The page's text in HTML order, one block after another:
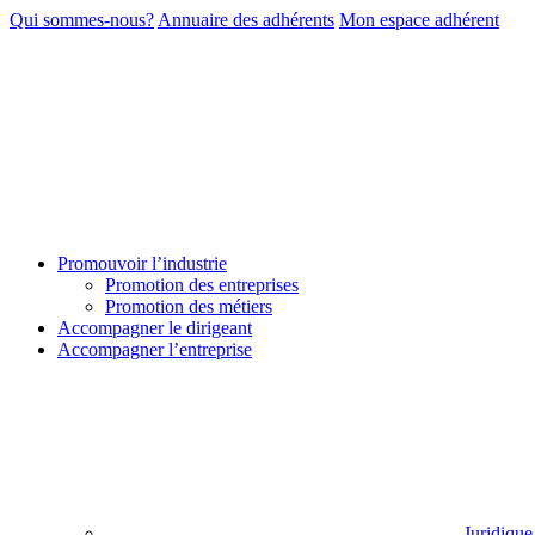
Qui sommes-nous? Annuaire des adhérents Mon espace adhérent
Promouvoir l’industrie
Promotion des entreprises
Promotion des métiers
Accompagner le dirigeant
Accompagner l’entreprise